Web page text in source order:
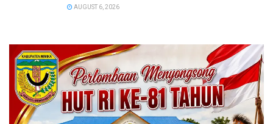
AUGUST 6, 2026